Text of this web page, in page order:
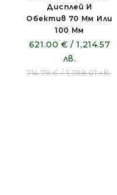
Дисплей И
Обектив 70 Мм Или
100 Мм
621.00 € / 1,214.57
лв.
714.79 € / 1,398.01 лв.